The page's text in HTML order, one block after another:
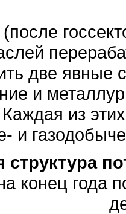
две явные
и
из
и
структура
конец года